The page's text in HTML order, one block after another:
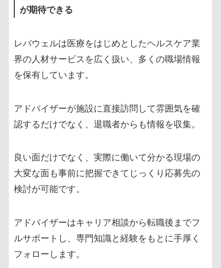
が期待できる
レバウェルは医療をはじめとしたヘルスケア業
界の人材サービスを広く扱い、多くの職場情報
を保有しています。
アドバイザーが施設に直接訪問して雰囲気を確
認するだけでなく、退職者からも情報を収集。
良い面だけでなく、実際に働いて分かる現場の
大変な面も事前に把握できてじっくり応募先の
検討が可能です。
アドバイザーはキャリア相談から転職後までフ
ルサポートし、専門知識と経験をもとに手厚く
フォローします。